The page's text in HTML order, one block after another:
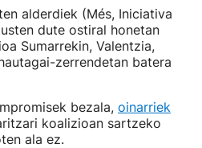
alderdiek (Més, Iniciativa
dute ostiral honetan
Sumarrekin, Valentzia,
zerrendetan batera
bezala, oinarriek
koalizioan sartzeko
ala ez.